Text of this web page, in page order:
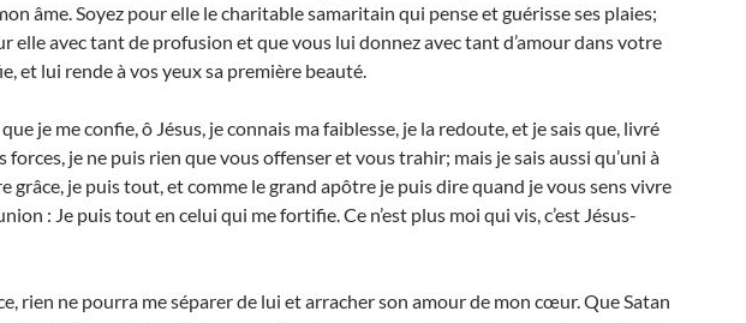
âme. Soyez pour elle le charitable samaritain qui pense et guérisse ses plaies;
elle avec tant de profusion et que vous lui donnez avec tant d’amour dans votre
et lui rende à vos yeux sa première beauté.
je me confie, ô Jésus, je connais ma faiblesse, je la redoute, et je sais que, livré
forces, je ne puis rien que vous offenser et vous trahir; mais je sais aussi qu’uni à
grâce, je puis tout, et comme le grand apôtre je puis dire quand je vous sens vivre
: Je puis tout en celui qui me fortifie. Ce n’est plus moi qui vis, c’est Jésus-
rien ne pourra me séparer de lui et arracher son amour de mon cœur. Que Satan